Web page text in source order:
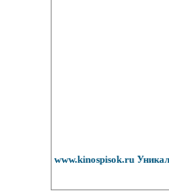
www.kinospisok.ru